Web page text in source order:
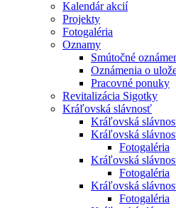
Kalendár akcií
Projekty
Fotogaléria
Oznamy
Smútočné
Oznámenia o
Pracovné ponuky
Revitalizácia Sigotky
Kráľovská slávnosť
Kráľovská
Kráľovská
Fotogaléria
Kráľovská
Fotogaléria
Kráľovská
Fotogaléria